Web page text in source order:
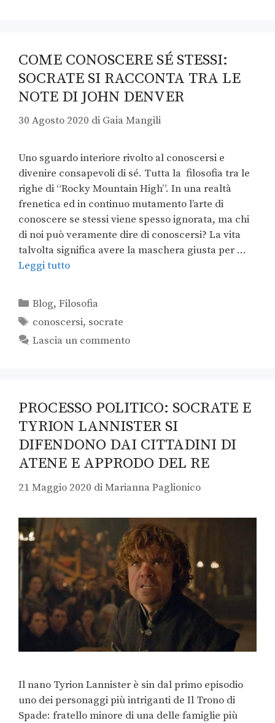
COME CONOSCERE SÉ STESSI:
SOCRATE SI RACCONTA TRA LE
NOTE DI JOHN DENVER
30 Agosto 2020 di Gaia Mangili
Uno sguardo interiore rivolto al conoscersi e
divenire consapevoli di sé. Tutta la filosofia tra le
righe di “Rocky Mountain High”. In una realtà
frenetica ed in continuo mutamento l’arte di
conoscere se stessi viene spesso ignorata, ma chi
di noi può veramente dire di conoscersi? La vita
talvolta significa avere la maschera giusta per …
Leggi tutto
Blog,Filosofia
conoscersi, socrate
Lascia un commento
PROCESSO POLITICO: SOCRATE E
TYRION LANNISTER SI
DIFENDONO DAI CITTADINI DI
ATENE E APPRODO DEL RE
21 Maggio 2020 diMarianna Paglionico
Il nano Tyrion Lannister è sin dal primo episodio
uno dei personaggi più intriganti de Il Trono di
Spade: fratello minore di una delle famiglie più